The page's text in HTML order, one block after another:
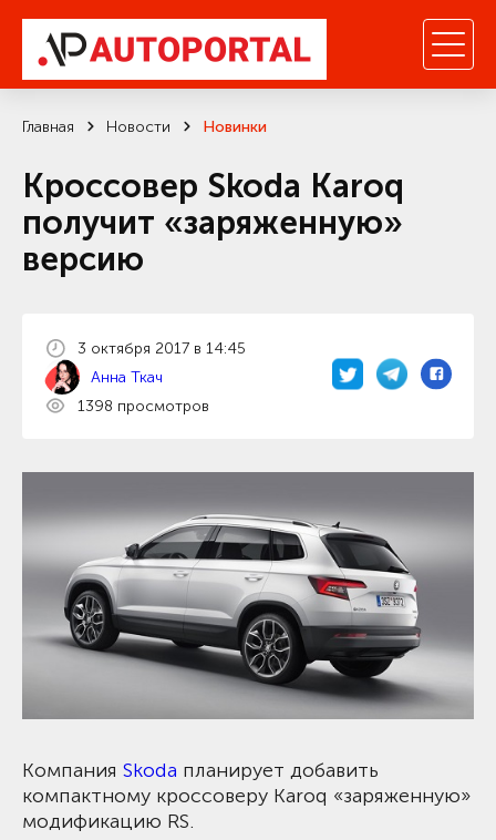
Главная Новости Новинки
Кроссовер Skoda Karoq
получит «заряженную»
версию
3 октября 2017 в 14:45
Анна Ткач
1398 просмотров
Компания Skoda планирует добавить
компактному кроссоверу Karoq «заряженную»
модификацию RS.